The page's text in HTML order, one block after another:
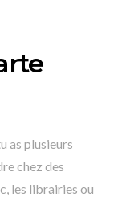
as plusieurs
chez des
les librairies ou